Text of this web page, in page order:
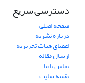
دسترسی سریع
صفحه اصلی
درباره نشریه
اعضای هیات تحریریه
ارسال مقاله
تماس با ما
نقشه سایت